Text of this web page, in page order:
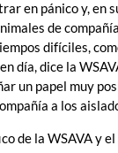
en pánico y, en
de
difíciles,
día, dice la
un papel muy
a los
de la WSAVA y